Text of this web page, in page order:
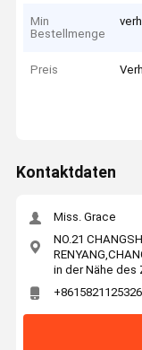
Min
Bestellmenge
Preis
Kontaktdaten
Miss. Grace
NO.21
in der Nähe des
+8615821125326